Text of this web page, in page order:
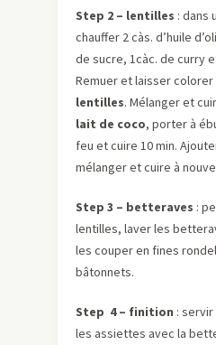
Step 2 – lentilles : dans
chauffer 2 càs. d’huile
de sucre, 1càc. de curry
Remuer et laisser colorer
lentilles. Mélanger et
lait de coco, porter à
feu et cuire 10 min.
mélanger et cuire à
Step 3 – betteraves :
lentilles, laver les
les couper en fines
bâtonnets.
Step 4 – finition :
les assiettes avec la